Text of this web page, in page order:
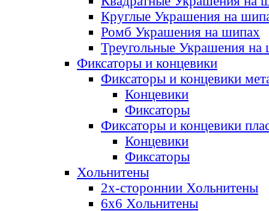
Круглые Украшения на
Ромб Украшения на шипах
Треугольные Украшения на
Фиксаторы и концевики
Фиксаторы и концевики
Концевики
Фиксаторы
Фиксаторы и концевики
Концевики
Фиксаторы
Хольнитены
2х-стороннии Хольнитены
6х6 Хольнитены